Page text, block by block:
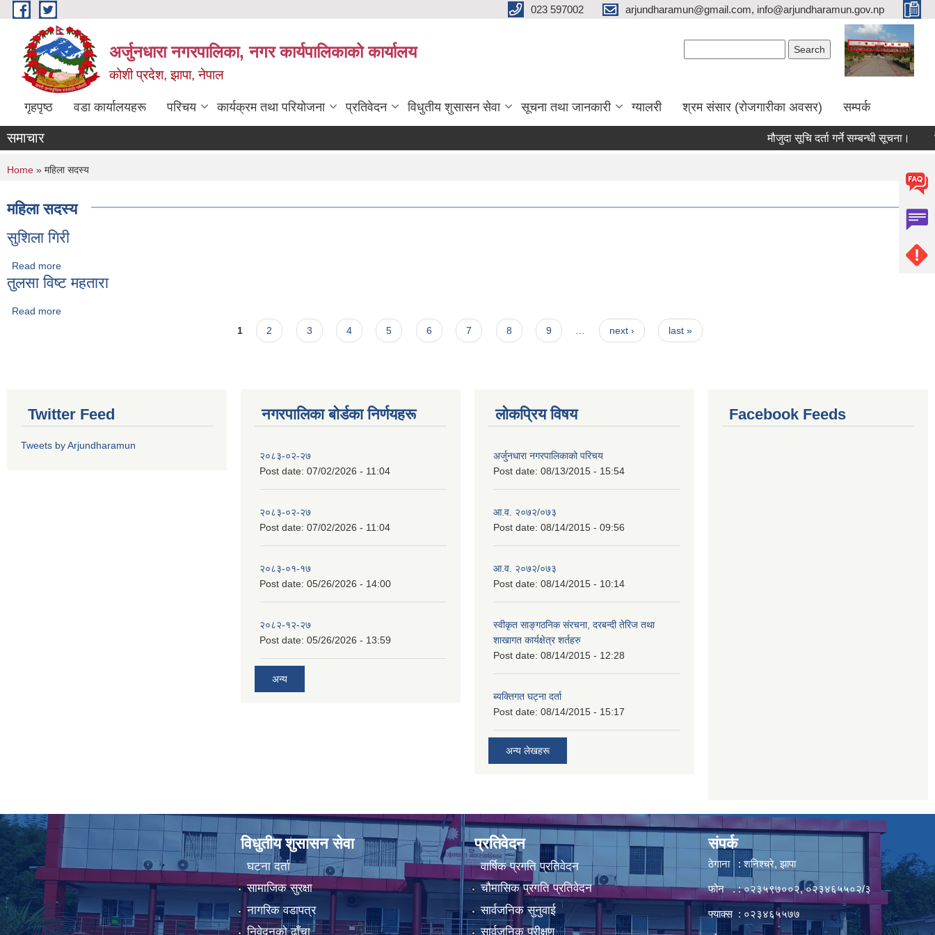
Skip to main content 023 597002 arjundharamun@gmail.com, info@arjundharamun.gov.np
अर्जुनधारा नगरपालिका, नगर कार्यपालिकाको कार्यालय
कोशी प्रदेश, झापा, नेपाल
गृहपृष्ठ वडा कार्यालयहरू परिचय कार्यक्रम तथा परियोजना प्रतिवेदन विधुतीय शुसासन सेवा सूचना तथा जानकारी ग्यालरी श्रम संसार (रोजगारीका अवसर) सम्पर्क
समाचार मौजुदा सूचि दर्ता गर्ने सम्बन्धी सूचना।
You are here
Home » महिला सदस्य
महिला सदस्य
सुशिला गिरी
Read more
तुलसा विष्ट महतारा
Read more
1 2 3 4 5 6 7 8 9 next › last »
Twitter Feed
Tweets by Arjundharamun
नगरपालिका बाेर्डका निर्णयहरू
२०८३-०२-२७
Post date: 07/02/2026 - 11:04
२०८३-०२-२७
Post date: 07/02/2026 - 11:04
२०८३-०१-१७
Post date: 05/26/2026 - 14:00
२०८२-१२-२७
Post date: 05/26/2026 - 13:59
अन्य
लोकप्रिय विषय
अर्जुनधारा नगरपालिकाको परिचय
Post date: 08/13/2015 - 15:54
आ.व. २०७२/०७३
Post date: 08/14/2015 - 09:56
आ.व. २०७२/०७३
Post date: 08/14/2015 - 10:14
स्वीकृत साङ्गठनिक संरचना, दरबन्दी तेरिज तथा
शाखागत कार्यक्षेत्र शर्तहरु
Post date: 08/14/2015 - 12:28
ब्यक्तिगत घट्ना दर्ता
Post date: 08/14/2015 - 15:17
अन्य लेखहरू
Facebook Feeds
विधुतीय शुसासन सेवा
घटना दर्ता
सामाजिक सुरक्षा
नागरिक वडापत्र
निवेदनको ढाँचा
प्रतिवेदन
वार्षिक प्रगति प्रतिवेदन
चौमासिक प्रगति प्रतिवेदन
सार्वजनिक सुनुवाई
सार्वजनिक परीक्षण
संपर्क
ठेगाना : शनिश्चरे, झापा
फोन . : ०२३५९७००२, ०२३४६५५०२/३
फ्याक्स : ०२३४६५५७७